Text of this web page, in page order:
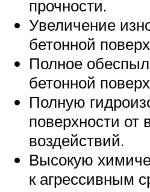
прочности.
Увеличение
бетонной
Полное
бетонной
Полную
поверхности от
воздействий.
Высокую
к агрессивным